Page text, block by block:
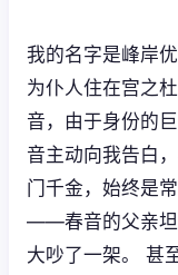
我的名字是峰岸
为仆人住在宫之
音，由于身份的
音主动向我告白
门千金，始终是
——春音的父亲坦
大吵了一架。 甚